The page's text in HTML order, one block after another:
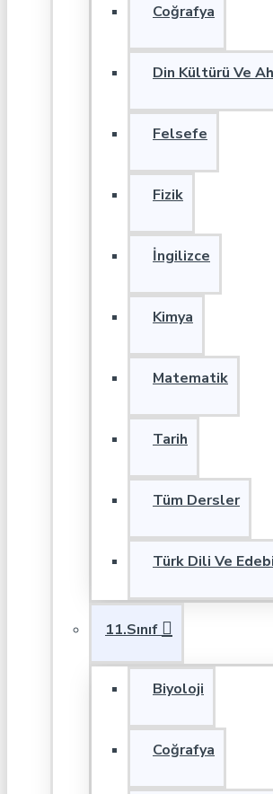
Coğrafya
Din Kültürü Ve
Felsefe
Fizik
İngilizce
Kimya
Matematik
Tarih
Tüm Dersler
Türk Dili Ve
11.Sınıf
Biyoloji
Coğrafya